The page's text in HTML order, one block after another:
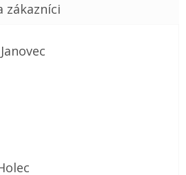
obchodu je 5 z 5 hviezdičiek.
obchodu je 5 z 5 hviezdičiek.